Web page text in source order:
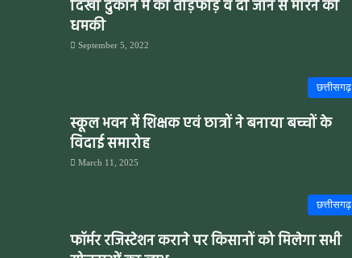
दिखा दुकान में की तोड़फोड़ व दी जान से मारने की
धमकी
September 5, 2022
छत्तीसगढ़
स्कूल भवन में शिक्षक एवं छात्रों ने बनाया बच्चों के
विदाई समारोह
March 11, 2025
छत्तीसगढ़
फॉर्मर रजिस्टेशन कराने पर किसानों को मिलेगा सभी